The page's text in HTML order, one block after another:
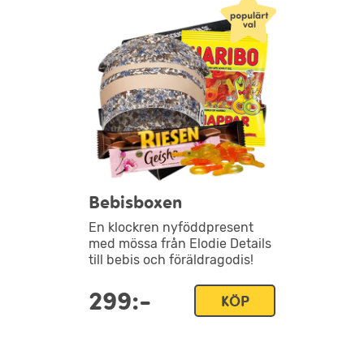
Bebisboxen
En klockren nyföddpresent
med mössa från Elodie Details
till bebis och föräldragodis!
299:- KÖP